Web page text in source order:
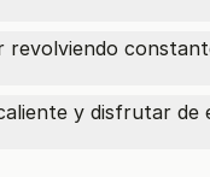
revolviendo
y disfrutar de